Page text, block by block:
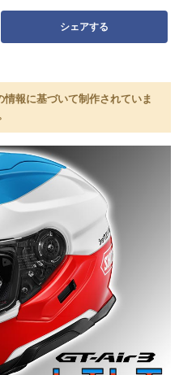
シェアする
報に基づいて制作されていま